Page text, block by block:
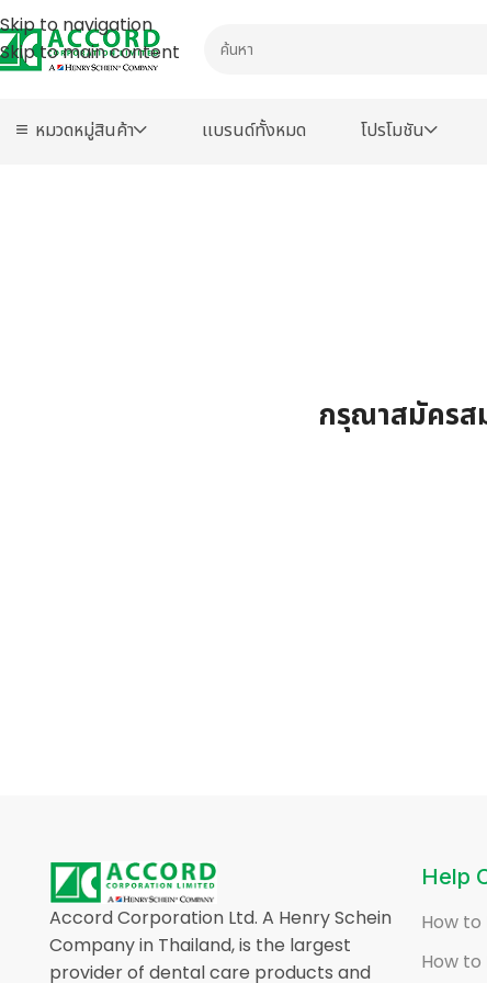
Skip to navigation
Skip to main content
หมวดหมู่สินค้า เเบรนด์ทั้งหมด โปรโมชัน
กรุณาสมัครส
Accord Corporation Ltd. A Henry Schein
Company in Thailand, is the largest
provider of dental care products and
Help
How to
How to